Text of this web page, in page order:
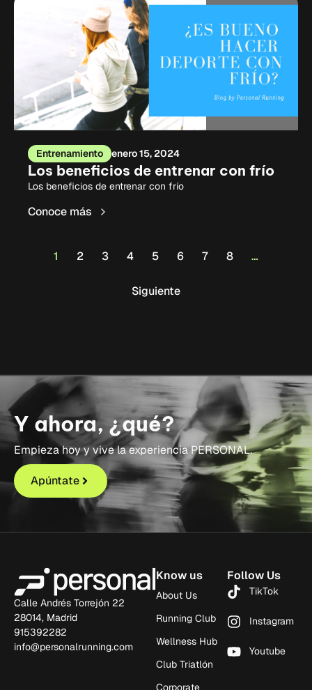
Entrenamiento enero 15, 2024
Los beneficios de entrenar con frío
Los beneficios de entrenar con frío
Conoce más
1 2 3 4 5 6 7 8 …
Siguiente
Y ahora, ¿qué?
Empieza hoy y vive la experiencia PERSONAL.
Apúntate
Calle Andrés Torrejón 22
28014, Madrid
915392282
info@personalrunning.com
Know us
About Us
Running Club
Wellness Hub
Club Triatlón
Corporate
Follow Us
TikTok
Instagram
Youtube